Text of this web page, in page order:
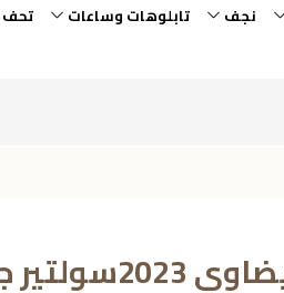
نجف تابلوهات وساعات
تحف